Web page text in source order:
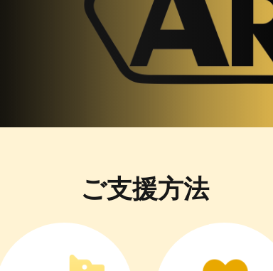
ご支援方法